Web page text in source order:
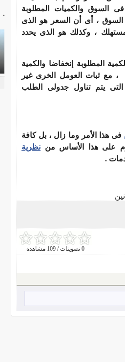
السوق والكميات المطلوبة
، أى أن السعر هو الذى
، وكذلك هو الذى يحدد
المطلوبة إنخفاضا والكمية
، مع ثبات العومل الخرى غير
التى يتم تناول جدولى الطلب
فى هذا الأمر وما زال ، بل كافة
على هذا الأساس من نظرية
.
0 تصويتات / 109 مشاهدة